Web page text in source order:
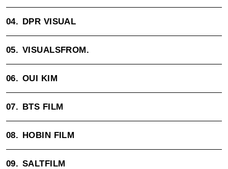
04. DPR VISUAL
05. VISUALSFROM.
06. OUI KIM
07. BTS FILM
08. HOBIN FILM
09. SALTFILM